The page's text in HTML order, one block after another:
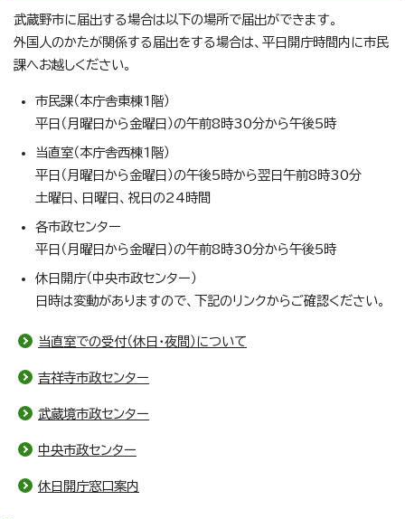
武蔵野市に届出する場合は以下の場所で届出ができます。
外国人のかたが関係する届出をする場合は、平日開庁時間内に市民
課へお越しください。
市民課（本庁舎東棟1階）
平日（月曜日から金曜日）の午前8時30分から午後5時
当直室（本庁舎西棟1階）
平日（月曜日から金曜日）の午後5時から翌日午前8時30分
土曜日、日曜日、祝日の24時間
各市政センター
平日（月曜日から金曜日）の午前8時30分から午後5時
休日開庁（中央市政センター）
日時は変動がありますので、下記のリンクからご確認ください。
当直室での受付（休日・夜間）について
吉祥寺市政センター
武蔵境市政センター
中央市政センター
休日開庁窓口案内